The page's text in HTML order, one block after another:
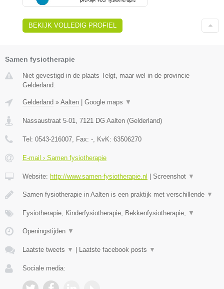
BEKIJK VOLLEDIG PROFIEL
Samen fysiotherapie
Niet gevestigd in de plaats Telgt, maar wel in de provincie
Gelderland.
Gelderland » Aalten Google maps ▼
Nassaustraat 5-01 7121 DG Aalten (Gelderland)
Tel: 0543-216007 , Fax: - , KvK: 63506270
E-mail › Samen fysiotherapie
Website: http://www.samen-fysiotherapie.nl Screenshot ▼
Samen fysiotherapie in Aalten is een praktijk met verschillende ▼
Fysiotherapie, Kinderfysiotherapie, Bekkenfysiotherapie, ▼
Openingstijden ▼
Laatste tweets ▼ Laatste facebook posts ▼
Sociale media: